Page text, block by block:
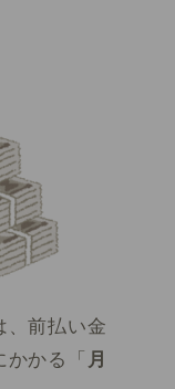
、前払い金
かかる「 月